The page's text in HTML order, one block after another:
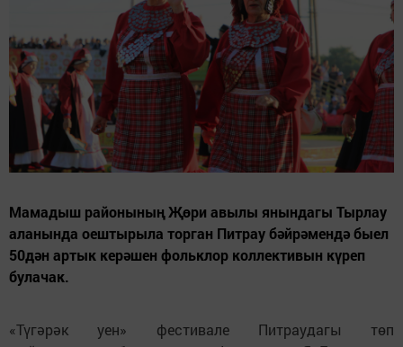
Мамадыш районының Җөри авылы янындагы Тырлау
аланында оештырыла торган Питрау бәйрәмендә быел
50дән артык керәшен фольклор коллективын күреп
булачак.
«Түгәрәк уен» фестивале Питраудагы төп